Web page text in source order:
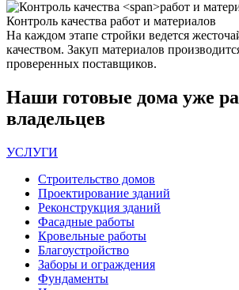
Контроль качества работ и материалов
На каждом этапе стройки ведется
качеством. Закуп материалов
проверенных поставщиков.
Наши готовые дома уже
владельцев
УСЛУГИ
Строительство домов
Проектирование зданий
Реконструкция зданий
Фасадные работы
Кровельные работы
Благоустройство
Заборы и ограждения
Фундаменты